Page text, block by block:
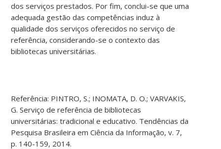
dos serviços prestados. Por fim, conclui-se que uma
adequada gestão das competências induz à
qualidade dos serviços oferecidos no serviço de
referência, considerando-se o contexto das
bibliotecas universitárias.
Referência: PINTRO, S.; INOMATA, D. O.; VARVAKIS,
G. Serviço de referência de bibliotecas
universitárias: tradicional e educativo. Tendências da
Pesquisa Brasileira em Ciência da Informação, v. 7,
p. 140-159, 2014.